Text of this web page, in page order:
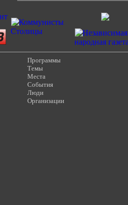
Программы
Темы
Места
События
Люди
Организации